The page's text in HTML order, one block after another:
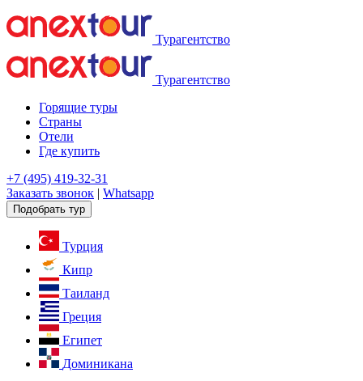
Турагентство
Турагентство
Горящие туры
Страны
Отели
Где купить
+7 (495) 419-32-31
Заказать звонок | Whatsapp
Подобрать тур
Турция
Кипр
Таиланд
Греция
Египет
Доминикана